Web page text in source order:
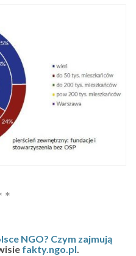
NGO? Czym zajmują
fakty.ngo.pl.